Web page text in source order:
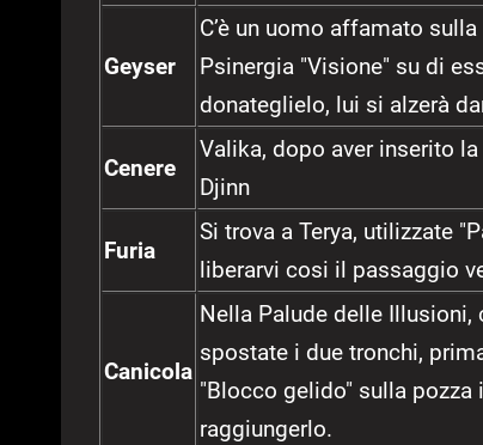
Geyser
C’è un uomo affamato
Psinergia "Visione" su di
donateglielo, lui si alzerà
Cenere
Valika, dopo aver inserito
Djinn
Furia
Si trova a Terya, utilizzate
liberarvi cosi il passaggio
Canicola
Nella Palude delle
spostate i due tronchi,
"Blocco gelido" sulla
raggiungerlo.